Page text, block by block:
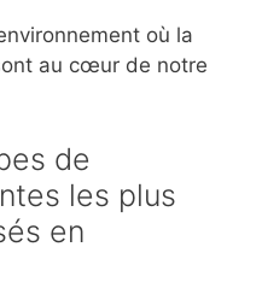
où la
au cœur de notre
de
les plus
en